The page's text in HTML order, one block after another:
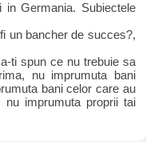
Germania. Subiectele
un bancher de succes?,
ti spun ce nu trebuie sa
nu imprumuta bani
bani celor care au
imprumuta proprii tai